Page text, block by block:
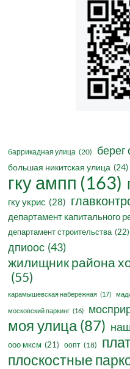
баррикадная улица (20) берег
большая никитская улица (24)
гку ампп (163)
гку укрис (28)
департамент капитального
департамент строительства (22)
дпиоос (43)
жилищник района
(55)
карамышевская набережная (17)
московский паркинг (16)
моя улица(87)
ооо мксм (21) оопт (18)
плоскостные